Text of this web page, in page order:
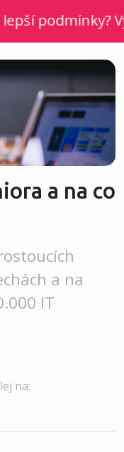
podmínky?
a na co
a na
IT
na: